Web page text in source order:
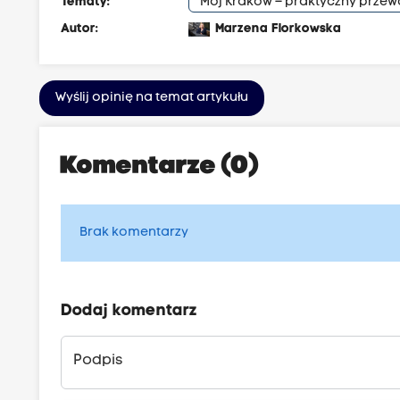
Autor:
Marzena Florkowska
Wyślij opinię na temat artykułu
Komentarze (0)
Brak komentarzy
Dodaj komentarz
Podpis